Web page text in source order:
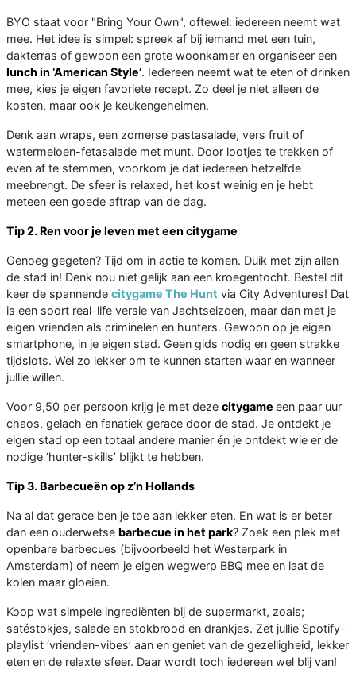
BYO staat voor "Bring Your Own", oftewel: iedereen neemt wat
mee. Het idee is simpel: spreek af bij iemand met een tuin,
dakterras of gewoon een grote woonkamer en organiseer een
lunch in ‘American Style’. Iedereen neemt wat te eten of drinken
mee, kies je eigen favoriete recept. Zo deel je niet alleen de
kosten, maar ook je keukengeheimen.
Denk aan wraps, een zomerse pastasalade, vers fruit of
watermeloen-fetasalade met munt. Door lootjes te trekken of
even af te stemmen, voorkom je dat iedereen hetzelfde
meebrengt. De sfeer is relaxed, het kost weinig en je hebt
meteen een goede aftrap van de dag.
Tip 2. Ren voor je leven met een citygame
Genoeg gegeten? Tijd om in actie te komen. Duik met zijn allen
de stad in! Denk nou niet gelijk aan een kroegentocht. Bestel dit
keer de spannende citygame The Hunt via City Adventures! Dat
is een soort real-life versie van Jachtseizoen, maar dan met je
eigen vrienden als criminelen en hunters. Gewoon op je eigen
smartphone, in je eigen stad. Geen gids nodig en geen strakke
tijdslots. Wel zo lekker om te kunnen starten waar en wanneer
jullie willen.
Voor 9,50 per persoon krijg je met deze citygame een paar uur
chaos, gelach en fanatiek gerace door de stad. Je ontdekt je
eigen stad op een totaal andere manier én je ontdekt wie er de
nodige ‘hunter-skills’ blijkt te hebben.
Tip 3. Barbecueën op z’n Hollands
Na al dat gerace ben je toe aan lekker eten. En wat is er beter
dan een ouderwetse barbecue in het park? Zoek een plek met
openbare barbecues (bijvoorbeeld het Westerpark in
Amsterdam) of neem je eigen wegwerp BBQ mee en laat de
kolen maar gloeien.
Koop wat simpele ingrediënten bij de supermarkt, zoals;
satéstokjes, salade en stokbrood en drankjes. Zet jullie Spotify-
playlist ‘vrienden-vibes’ aan en geniet van de gezelligheid, lekker
eten en de relaxte sfeer. Daar wordt toch iedereen wel blij van!